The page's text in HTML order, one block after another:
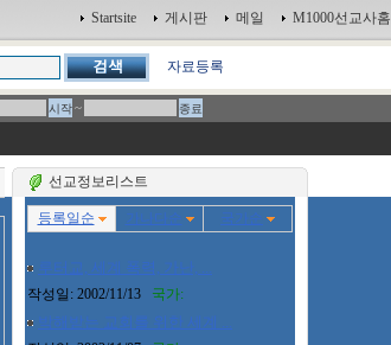
Startsite 게시판 메일 M1000선교사홈
자료등록
~
선교정보리스트